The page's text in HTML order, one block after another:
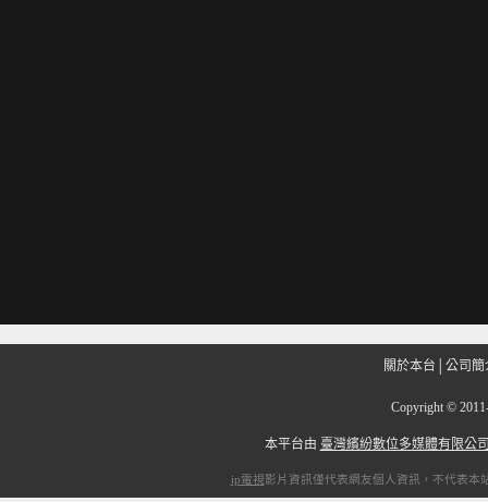
關於本台 公司簡
Copyright ©
本平台由 臺灣繽紛數位多媒體有限公
ip電視影片資訊僅代表網友個人資訊，不代表本